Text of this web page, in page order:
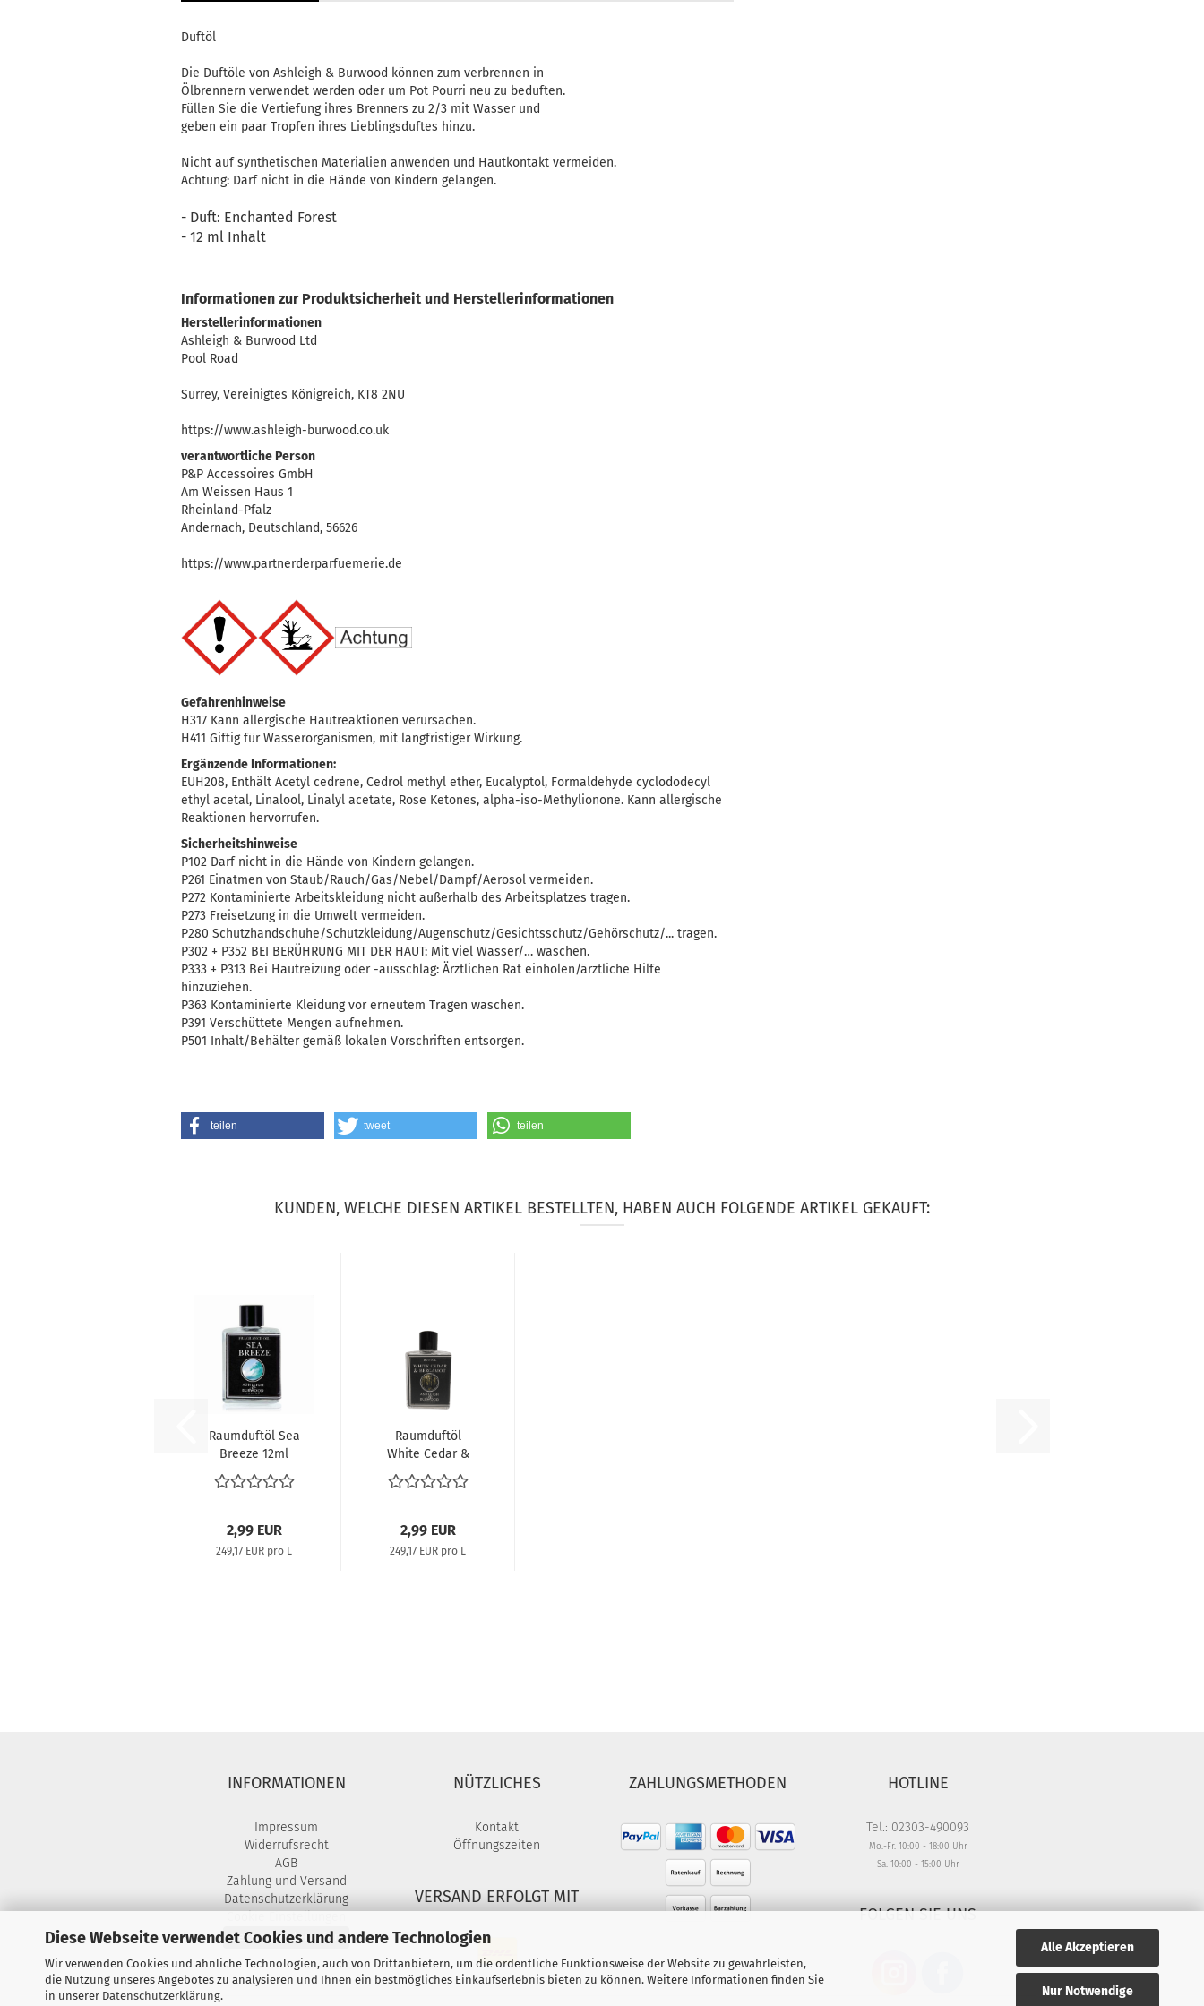
Diese Webseite verwendet Cookies und andere Technologien
Wir verwenden Cookies und ähnliche Technologien, auch von Drittanbietern, um die ordentliche Funktionsweise der Website zu gewährleisten,
die Nutzung unseres Angebotes zu analysieren und Ihnen ein bestmögliches Einkaufserlebnis bieten zu können. Weitere Informationen finden Sie
in unserer Datenschutzerklärung.
Alle Akzeptieren
Nur Notwendige
Mainzelmännchen
Müslischale
Platzset
Servietten
Tasse
Kerzilein anzeigen
Stabkerzen
Duftöl
Die Duftöle von Ashleigh & Burwood können zum verbrennen in
Ölbrennern verwendet werden oder um Pot Pourri neu zu beduften.
Füllen Sie die Vertiefung ihres Brenners zu 2/3 mit Wasser und
geben ein paar Tropfen ihres Lieblingsduftes hinzu.
Nicht auf synthetischen Materialien anwenden und Hautkontakt vermeiden.
Achtung: Darf nicht in die Hände von Kindern gelangen.
- Duft: Enchanted Forest
- 12 ml Inhalt
Informationen zur Produktsicherheit und Herstellerinformationen
Herstellerinformationen
Ashleigh & Burwood Ltd
Pool Road
Surrey, Vereinigtes Königreich, KT8 2NU
https://www.ashleigh-burwood.co.uk
verantwortliche Person
P&P Accessoires GmbH
Am Weissen Haus 1
Rheinland-Pfalz
Andernach, Deutschland, 56626
https://www.partnerderparfuemerie.de
Gefahrenhinweise
H317 Kann allergische Hautreaktionen verursachen.
H411 Giftig für Wasserorganismen, mit langfristiger Wirkung.
Ergänzende Informationen:
EUH208, Enthält Acetyl cedrene, Cedrol methyl ether, Eucalyptol, Formaldehyde cyclododecyl
ethyl acetal, Linalool, Linalyl acetate, Rose Ketones, alpha-iso-Methylionone. Kann allergische
Reaktionen hervorrufen.
Sicherheitshinweise
P102 Darf nicht in die Hände von Kindern gelangen.
P261 Einatmen von Staub/Rauch/Gas/Nebel/Dampf/Aerosol vermeiden.
P272 Kontaminierte Arbeitskleidung nicht außerhalb des Arbeitsplatzes tragen.
P273 Freisetzung in die Umwelt vermeiden.
P280 Schutzhandschuhe/Schutzkleidung/Augenschutz/Gesichtsschutz/Gehörschutz/... tragen.
P302 + P352 BEI BERÜHRUNG MIT DER HAUT: Mit viel Wasser/… waschen.
P333 + P313 Bei Hautreizung oder -ausschlag: Ärztlichen Rat einholen/ärztliche Hilfe
hinzuziehen.
P363 Kontaminierte Kleidung vor erneutem Tragen waschen.
P391 Verschüttete Mengen aufnehmen.
P501 Inhalt/Behälter gemäß lokalen Vorschriften entsorgen.
teilen tweet teilen
KUNDEN, WELCHE DIESEN ARTIKEL BESTELLTEN, HABEN AUCH FOLGENDE ARTIKEL GEKAUFT:
Raumduftöl Sea
Breeze 12ml
2,99 EUR
249,17 EUR pro L
Raumduftöl
White Cedar &
Bergamot
12ml...
2,99 EUR
249,17 EUR pro L
INFORMATIONEN
Impressum
Widerrufsrecht
AGB
Zahlung und Versand
Datenschutzerklärung
Vertrag widerrufen
NÜTZLICHES
Kontakt
Öffnungszeiten
VERSAND ERFOLGT MIT
ZAHLUNGSMETHODEN HOTLINE
Tel.: 02303-490093
Mo.-Fr. 10:00 - 18:00 Uhr
Sa. 10:00 - 15:00 Uhr
FOLGEN SIE UNS